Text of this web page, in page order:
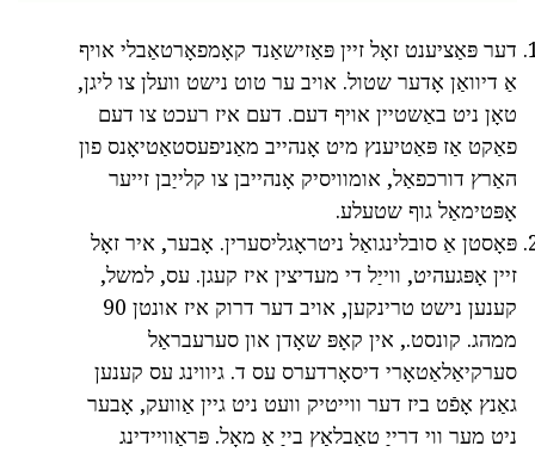
דער פּאַציענט זאָל זיין פּאַזישאַנד קאָמפאָרטאַבלי אויף
אַ דיוואַן אָדער שטול. אויב ער טוט נישט וועלן צו ליגן,
טאָן ניט באַשטיין אויף דעם. דעם איז רעכט צו דעם
פאַקט אַז פּאַטיענץ מיט אָנהייב מאַניפעסטאַטיאָנס פון
האַרץ דורכפאַל, אומוויסיק אָנהייבן צו קלייַבן זייער
אָפּטימאַל גוף שטעלע.
פּאָסטן אַ סובלינגואַל ניטראָגליסערין. אָבער, איר זאָל
זיין אָפּגעהיט, ווייַל די מעדיצין איז קעגן. עס, למשל,
קענען נישט טרינקען, אויב דער דרוק איז אונטן 90
ממהג. קונסט., אין קאָפּ שאָדן און סערעבראַל
סערקיאַלאַטאָרי דיסאָרדערס עס ד. גיווינג עס קענען
גאַנץ אָפֿט ביז דער ווייטיק וועט ניט גיין אַוועק, אָבער
ניט מער ווי דרייַ טאַבלאַץ בייַ אַ מאָל. פּראַוויידינג